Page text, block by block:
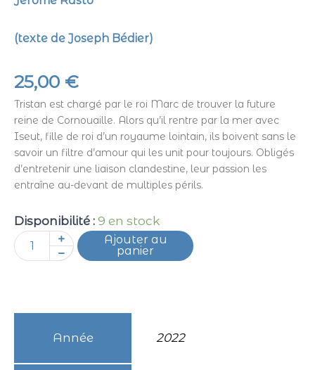
(texte de Joseph Bédier)
25,00 €
Tristan est chargé par le roi Marc de trouver la future
reine de Cornouaille. Alors qu’il rentre par la mer avec
Iseut, fille de roi d’un royaume lointain, ils boivent sans le
savoir un filtre d’amour qui les unit pour toujours. Obligés
d’entretenir une liaison clandestine, leur passion les
entraîne au-devant de multiples périls.
Disponibilité : 9 en stock
quantité
de
Tristan
&
Ajouter au
panier
Année 2022